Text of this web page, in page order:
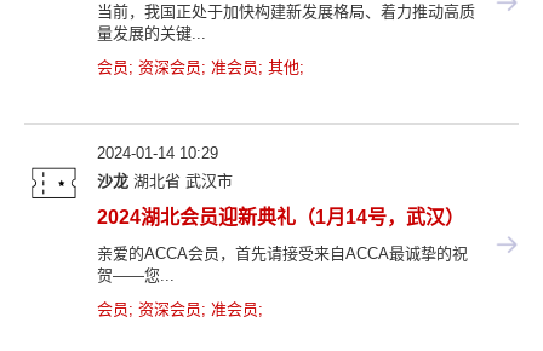
当前，我国正处于加快构建新发展格局、着力推动高质
量发展的关键...
会员; 资深会员; 准会员; 其他;
2024-01-14 10:29
沙龙 湖北省 武汉市
2024湖北会员迎新典礼（1月14号，武汉）
亲爱的ACCA会员，首先请接受来自ACCA最诚挚的祝
贺——您...
会员; 资深会员; 准会员;